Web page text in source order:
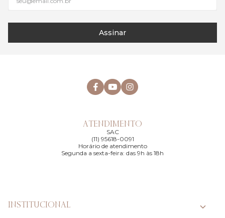
Assinar
ATENDIMENTO
SAC
(11) 95618-0091
Horário de atendimento
Segunda a sexta-feira: das 9h às 18h
INSTITUCIONAL